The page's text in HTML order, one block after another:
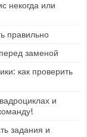
некогда или
правильно
заменой
как проверить
и
задания и